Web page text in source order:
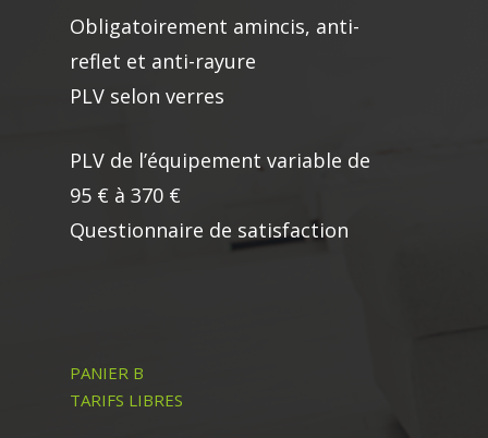
Obligatoirement amincis, anti-
reflet et anti-rayure
PLV selon verres
PLV de l’équipement variable de
95 € à 370 €
Questionnaire de satisfaction
PANIER B
TARIFS LIBRES